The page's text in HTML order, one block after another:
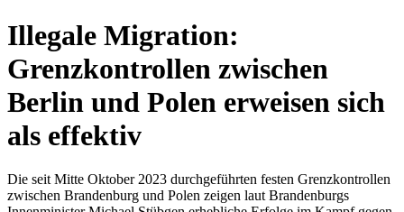
Illegale Migration:
Grenzkontrollen zwischen
Berlin und Polen erweisen sich
als effektiv
Die seit Mitte Oktober 2023 durchgeführten festen Grenzkontrollen
zwischen Brandenburg und Polen zeigen laut Brandenburgs